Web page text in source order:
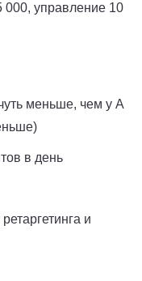
000, управление 10
меньше, чем у А
в день
и